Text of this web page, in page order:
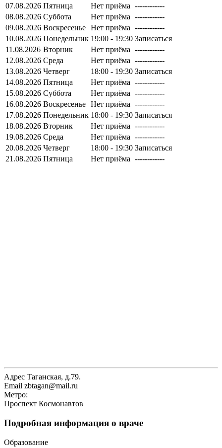
07.08.2026 Пятница Нет приёма ------------
08.08.2026 Суббота Нет приёма ------------
09.08.2026 Воскресенье Нет приёма ------------
10.08.2026 Понедельник 19:00 - 19:30 Записаться
11.08.2026 Вторник Нет приёма ------------
12.08.2026 Среда Нет приёма ------------
13.08.2026 Четверг 18:00 - 19:30 Записаться
14.08.2026 Пятница Нет приёма ------------
15.08.2026 Суббота Нет приёма ------------
16.08.2026 Воскресенье Нет приёма ------------
17.08.2026 Понедельник 18:00 - 19:30 Записаться
18.08.2026 Вторник Нет приёма ------------
19.08.2026 Среда Нет приёма ------------
20.08.2026 Четверг 18:00 - 19:30 Записаться
21.08.2026 Пятница Нет приёма ------------
Адрес Таганская, д.79.
Email zbtagan@mail.ru
Метро:
Проспект Космонавтов
Подробная информация о враче
Образование